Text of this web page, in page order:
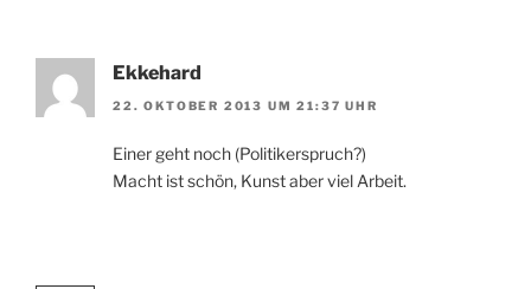
Ekkehard
22. OKTOBER 2013 UM 21:37 UHR
Einer geht noch (Politikerspruch?)
Macht ist schön, Kunst aber viel Arbeit.